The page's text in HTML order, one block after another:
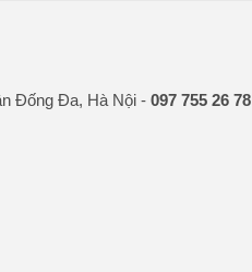
Đống Đa, Hà Nội - 097 755 26 78